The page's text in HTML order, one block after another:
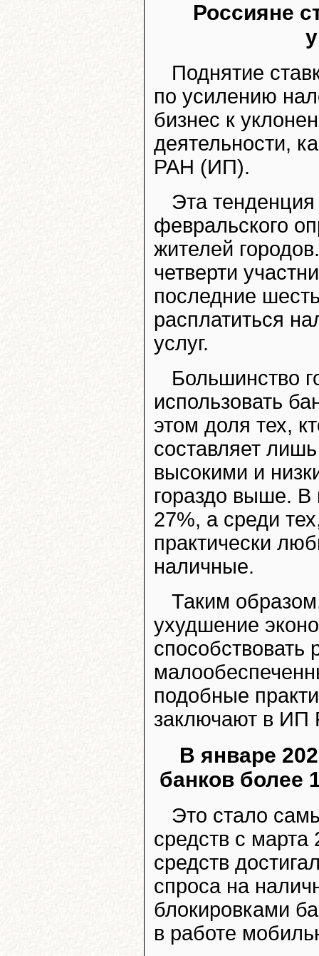
Россияне
Поднятие
по усилению
бизнес к
деятельности,
РАН (ИП).
Эта тенденция
февральского
жителей
четверти
последние
расплатиться
услуг.
Большинство
использовать
этом доля тех,
составляет
высокими и
гораздо выше. В
27%, а среди
практически
наличные.
Таким
ухудшение
способствовать
подобные
заключают в ИП
В январе
банков более
Это стало
средств с марта
средств
спроса на
блокировками
в работе